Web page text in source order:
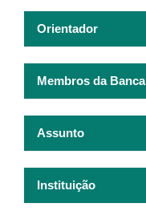
Orientador
Membros da Banca
Assunto
Instituição